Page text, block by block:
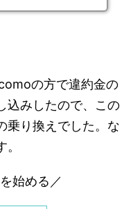
の方で違約金の
込みしたので、この
乗り換えでした。な
始める／